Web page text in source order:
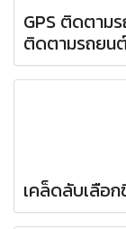
GPS ติดตาม
ติดตามรถยน
เคล็ดลับเลือก